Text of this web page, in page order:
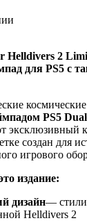
Helldivers 2
для PS5 с
PS5
эксклюзивный
создан для
игрового
издание:
дизайн—
Helldivers 2